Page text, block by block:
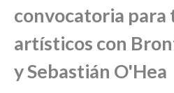
convocatoria para
artísticos con
y Sebastián O'Hea